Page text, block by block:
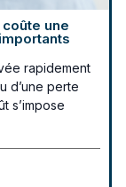
une
rapidement
d’une perte
s’impose